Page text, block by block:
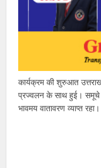
कार्यक्रम की शुरुआत
प्रज्वलन के साथ हुई। समूचे
भावमय वातावरण व्याप्त रहा।